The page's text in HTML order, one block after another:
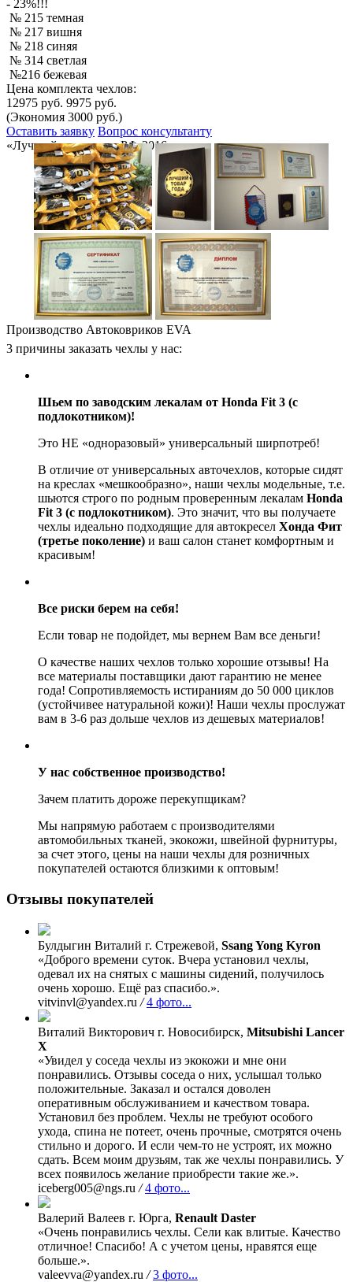
- 23%!!!
№ 215 темная
№ 217 вишня
№ 218 синяя
№ 314 светлая
№216 бежевая
Цена комплекта чехлов:
12975 руб. 9975 руб.
(Экономия 3000 руб.)
Оставить заявку Вопрос консультанту
«Лучший товар года РФ-2016»
Производство Автоковриков EVA
3 причины заказать чехлы у нас:
Шьем по заводским лекалам от Honda Fit 3 (с
подлокотником)!
Это НЕ «одноразовый» универсальный ширпотреб!
В отличие от универсальных авточехлов, которые сидят
на креслах «мешкообразно», наши чехлы модельные, т.е.
шьются строго по родным проверенным лекалам Honda
Fit 3 (с подлокотником). Это значит, что вы получаете
чехлы идеально подходящие для автокресел Хонда Фит
(третье поколение) и ваш салон станет комфортным и
красивым!
Все риски берем на себя!
Если товар не подойдет, мы вернем Вам все деньги!
О качестве наших чехлов только хорошие отзывы! На
все материалы поставщики дают гарантию не менее
года! Сопротивляемость истираниям до 50 000 циклов
(устойчивее натуральной кожи)! Наши чехлы прослужат
вам в 3-6 раз дольше чехлов из дешевых материалов!
У нас собственное производство!
Зачем платить дороже перекупщикам?
Мы напрямую работаем с производителями
автомобильных тканей, экокожи, швейной фурнитуры,
за счет этого, цены на наши чехлы для розничных
покупателей остаются близкими к оптовым!
Отзывы покупателей
Булдыгин Виталий г. Стрежевой, Ssang Yong Kyron
«Доброго времени суток. Вчера установил чехлы,
одевал их на снятых с машины сидений, получилось
очень хорошо. Ещё раз спасибо.».
vitvinvl@yandex.ru / 4 фото...
Виталий Викторович г. Новосибирск, Mitsubishi Lancer
X
«Увидел у соседа чехлы из экокожи и мне они
понравились. Отзывы соседа о них, услышал только
положительные. Заказал и остался доволен
оперативным обслуживанием и качеством товара.
Установил без проблем. Чехлы не требуют особого
ухода, спина не потеет, очень прочные, смотрятся очень
стильно и дорого. И если чем-то не устроят, их можно
сдать. Всем моим друзьям, так же чехлы понравились. У
всех появилось желание приобрести такие же.».
iceberg005@ngs.ru / 4 фото...
Валерий Валеев г. Юрга, Renault Daster
«Очень понравились чехлы. Сели как влитые. Качество
отличное! Спасибо! А с учетом цены, нравятся еще
больше.».
valeevva@yandex.ru / 3 фото...